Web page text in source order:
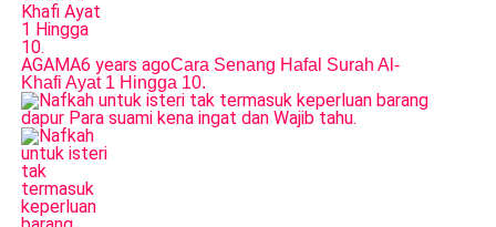
AGAMA6 years agoCara Senang Hafal Surah Al-
Khafi Ayat 1 Hingga 10.